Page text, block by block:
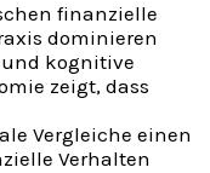
finanzielle
dominieren
kognitive
zeigt, dass
Vergleiche einen
Verhalten